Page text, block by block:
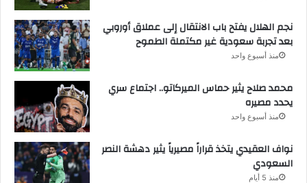
نجم الهلال يفتح باب الانتقال إلى عملاق أوروبي
بعد تجربة سعودية غير مكتملة الطموح
منذ أسبوع واحد
محمد صلاح يثير حماس الميركاتو.. اجتماع سري
يحدد مصيره
منذ أسبوع واحد
نواف العقيدي يتخذ قراراً مصيرياً يثير دهشة النصر
السعودي
منذ 5 أيام